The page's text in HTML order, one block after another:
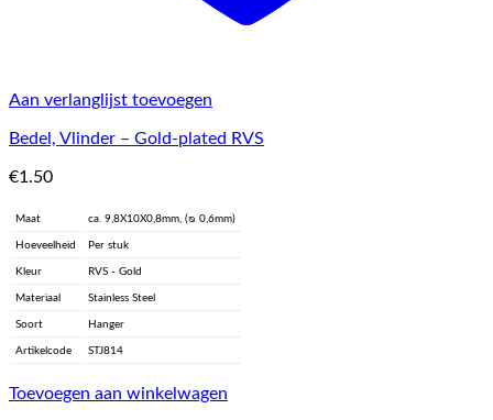
Aan verlanglijst toevoegen
Bedel, Vlinder – Gold-plated RVS
€1.50
Maat ca. 9,8X10X0,8mm, (ᴓ 0,6mm)
Hoeveelheid Per stuk
Kleur RVS - Gold
Materiaal Stainless Steel
Soort Hanger
Artikelcode STJ814
Toevoegen aan winkelwagen